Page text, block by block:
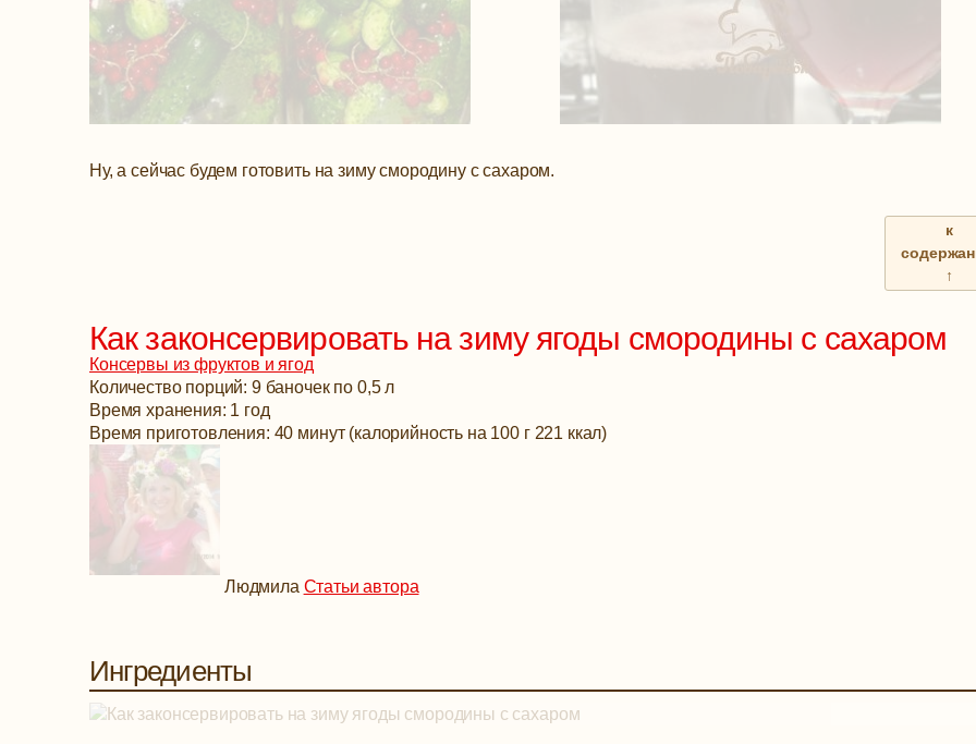
Ну, а сейчас будем готовить на зиму смородину с сахаром.
к
↑
Как законсервировать на зиму ягоды смородины с сахаром
Консервы из фруктов и ягод
Количество порций: 9 баночек по 0,5 л
Время хранения: 1 год
Время приготовления: 40 минут (калорийность на 100 г 221 ккал)
Людмила Статьи автора
Ингредиенты